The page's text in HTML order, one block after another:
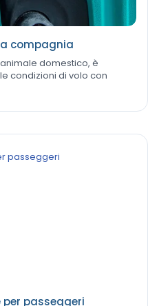
compagnia
domestico, è
condizioni di volo con
passeggeri